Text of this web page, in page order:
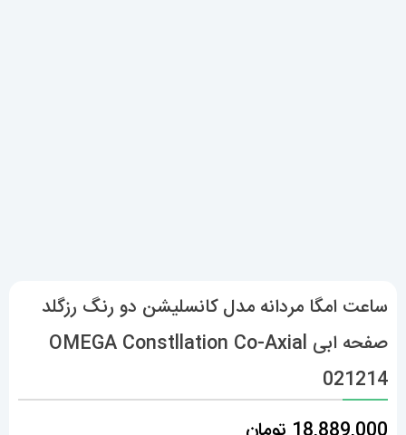
ساعت امگا مردانه مدل کانسلیشن دو رنگ رزگلد
صفحه ابی OMEGA Constllation Co-Axial
021214